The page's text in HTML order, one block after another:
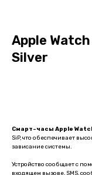
Apple
Silver
Смарт-часы Apple
SiP, что обеспечивает
зависание системы.
Устройство сообщает с
входящем вызове, SMS,